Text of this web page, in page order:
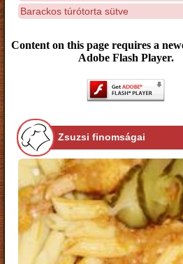
Barackos túrótorta sütve
Content on this page requires a
Adobe Flash Player.
Zsuzsi finomságai